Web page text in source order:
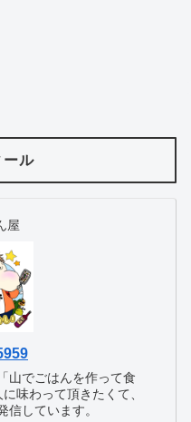
ール
屋
山でごはんを作って食
味わって頂きたくて、
信しています。